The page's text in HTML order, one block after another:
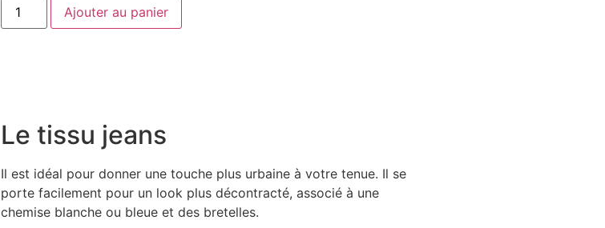
Ajouter au panier
Le tissu jeans
Il est idéal pour donner une touche plus urbaine à votre tenue. Il se
porte facilement pour un look plus décontracté, associé à une
chemise blanche ou bleue et des bretelles.